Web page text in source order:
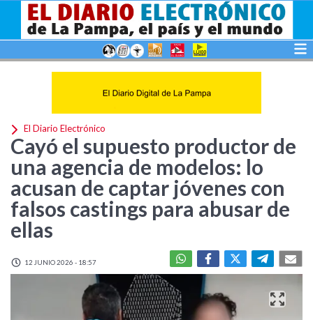
El Diario Electrónico
Cayó el supuesto productor de
una agencia de modelos: lo
acusan de captar jóvenes con
falsos castings para abusar de
ellas
12 JUNIO 2026 - 18:57